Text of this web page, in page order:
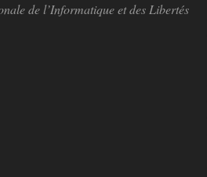
de l’Informatique et des Libertés